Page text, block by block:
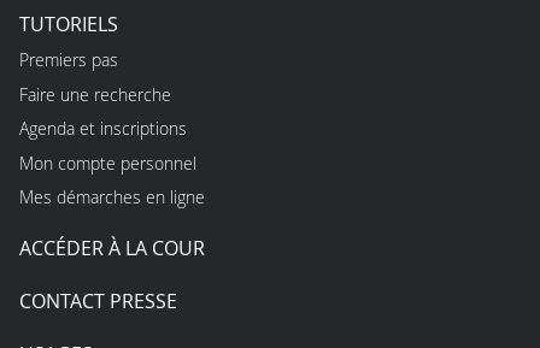
TUTORIELS
Premiers pas
Faire une recherche
Agenda et inscriptions
Mon compte personnel
Mes démarches en ligne
ACCÉDER À LA COUR
CONTACT PRESSE